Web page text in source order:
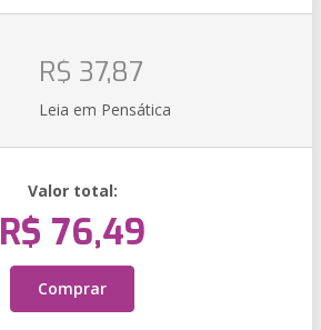
R$ 37,87
Leia em Pensática
Valor total:
R$ 76,49
Comprar